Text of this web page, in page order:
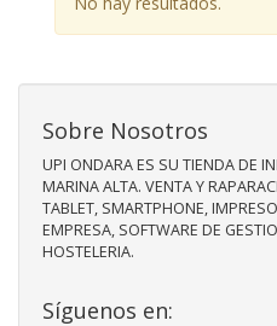
Sobre Nosotros
UPI ONDARA ES SU TIENDA DE
MARINA ALTA. VENTA Y
TABLET, SMARTPHONE,
EMPRESA, SOFTWARE DE
HOSTELERIA.
Síguenos en: